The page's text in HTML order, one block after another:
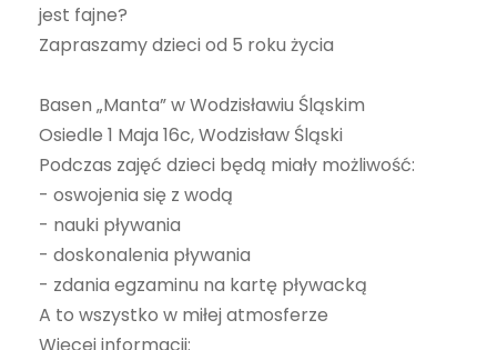
jest fajne?
Zapraszamy dzieci od 5 roku życia
Basen „Manta” w Wodzisławiu Śląskim
Osiedle 1 Maja 16c, Wodzisław Śląski
Podczas zajęć dzieci będą miały możliwość:
- oswojenia się z wodą
- nauki pływania
- doskonalenia pływania
- zdania egzaminu na kartę pływacką
A to wszystko w miłej atmosferze
Więcej informacji: